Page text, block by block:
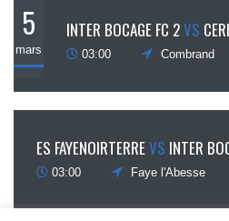
5
mars
INTER BOCAGE FC 2VS
03:00 Combrand
ES FAYENOIRTERREVS INTER
03:00 Faye l'Abesse